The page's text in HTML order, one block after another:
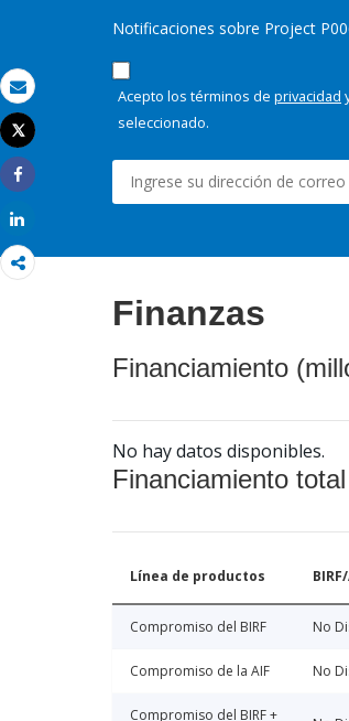
Correo electrónico
Imprimir
Tweet
Share
Notificaciones sobre Project
Acepto los términos de privacidad
seleccionado.
Finanzas
Financiamiento
No hay datos disponibles.
Financiamiento
Línea de productos
Compromiso del BIRF No
Compromiso de la AIF No
Compromiso del BIRF +